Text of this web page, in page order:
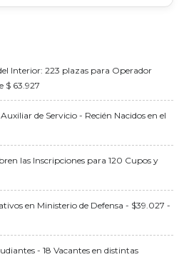
Interior: 223 plazas para Operador
$ 63.927
de Servicio - Recién Nacidos en el
las Inscripciones para 120 Cupos y
en Ministerio de Defensa - $39.027 -
- 18 Vacantes en distintas